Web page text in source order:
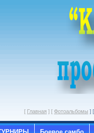
[ Главная ] [ Фотоальбомы ] [